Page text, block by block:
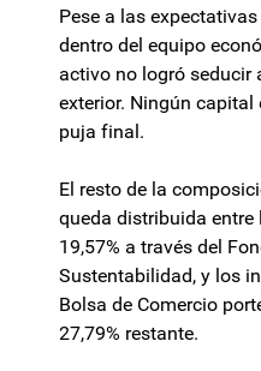
Pese a las
dentro del equipo
activo no logró seducir
exterior. Ningún capital
puja final.
El resto de la
queda distribuida entre
19,57% a través del
Sustentabilidad, y los
Bolsa de Comercio
27,79% restante.